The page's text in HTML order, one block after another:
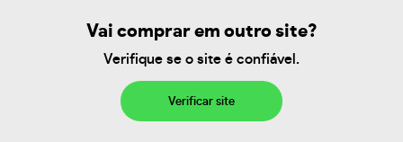
Vai comprar em outro site?
Verifique se o site é confiável.
Verificar site